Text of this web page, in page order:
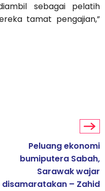
sebagai pelatih
tamat pengajian,”
Peluang ekonomi
bumiputera Sabah,
Sarawak wajar
disamaratakan – Zahid